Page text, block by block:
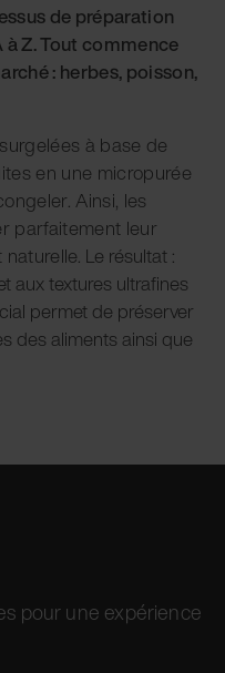
de préparation
Z. Tout commence
: herbes, poisson,
à base de
en une micropurée
Ainsi, les
parfaitement leur
Le résultat :
aux textures ultrafines
permet de préserver
des aliments ainsi que
pour une expérience